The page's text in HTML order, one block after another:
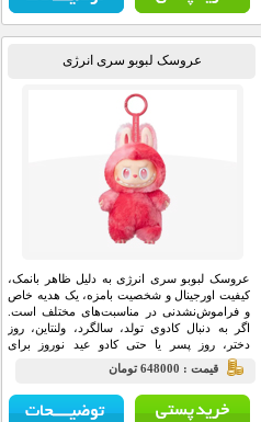
عروسک لبوبو سری انرژی
عروسک لبوبو سری انرژی به دلیل ظاهر بانمک،
کیفیت اورجینال و شخصیت بامزه، یک هدیه خاص
و فراموش‌نشدنی در مناسبت‌های مختلف است.
اگر به دنبال کادوی تولد، سالگرد، ولنتاین، روز
دختر، روز پسر یا حتی کادو عید نوروز برای
کودکان هستید، خرید عروسک لبوبو برند پاپ
مارت را به شما پیشنهاد می‌کنیم. این عروسک نه
تنها لبخند را بر لب‌ها می‌آورد، بلکه به عنوان یک
یادگاری ارزشمند باقی می‌ماند.
قيمت : 648000 تومان